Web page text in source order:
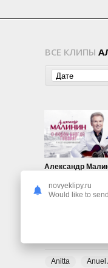
ВСЕ КЛИПЫ
Anitta Anuel
novyeklipy.ru
Would like to